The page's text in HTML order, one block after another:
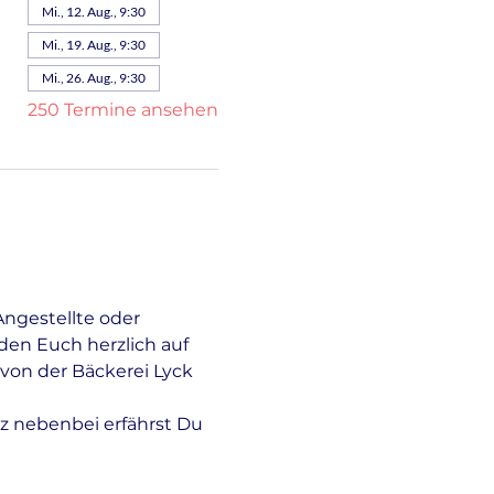
Mi., 12. Aug., 9:30
Mi., 19. Aug., 9:30
Mi., 26. Aug., 9:30
250 Termine ansehen
oder
Euch herzlich auf
der Bäckerei Lyck
nebenbei erfährst Du